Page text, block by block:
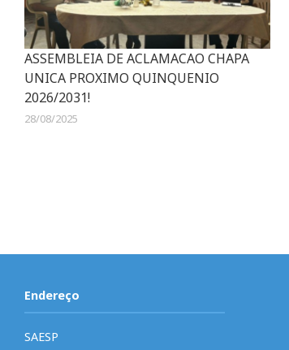
ASSEMBLEIA DE ACLAMACAO CHAPA
UNICA PROXIMO QUINQUENIO
2026/2031!
28/08/2025
Endereço
SAESP